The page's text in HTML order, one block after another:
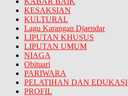
KESAKSIAN
KULTURAL
Lagu Karangan Djaendar
LIPUTAN KHUSUS
LIPUTAN UMUM
NIAGA
Obituari
PARIWARA
PELATIHAN DAN EDUKASI
PROFIL